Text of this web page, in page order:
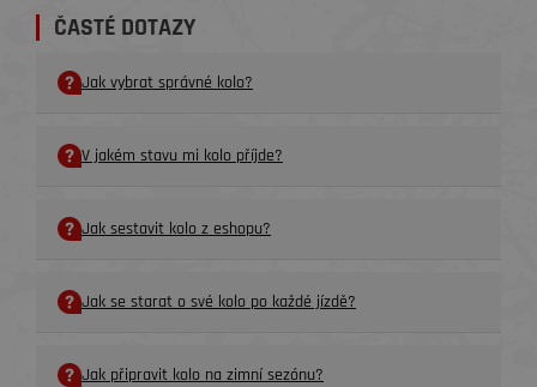
ČASTÉ DOTAZY
Jak vybrat správné kolo?
V jakém stavu mi kolo příjde?
Jak sestavit kolo z eshopu?
Jak se starat o své kolo po každé jízdě?
Jak připravit kolo na zimní sezónu?